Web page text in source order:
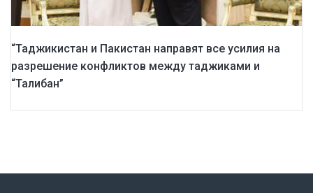
“Таджикистан и Пакистан направят все усилия на
разрешение конфликтов между таджиками и
“Талибан”